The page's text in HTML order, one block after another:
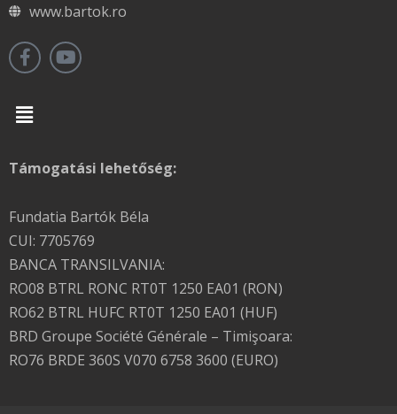
www.bartok.ro
Menu
Támogatási lehetőség:
Fundatia Bartók Béla
CUI: 7705769
BANCA TRANSILVANIA:
RO08 BTRL RONC RT0T 1250 EA01 (RON)
RO62 BTRL HUFC RT0T 1250 EA01 (HUF)
BRD Groupe Société Générale – Timişoara:
RO76 BRDE 360S V070 6758 3600 (EURO)